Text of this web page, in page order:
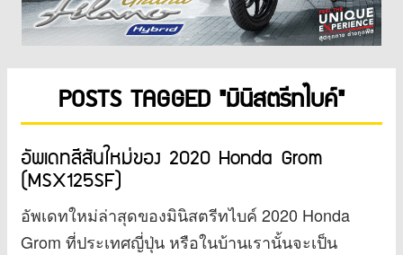
POSTS TAGGED "มินิสตรีทไบค์"
อัพเดทสีสันใหม่ของ 2020 Honda Grom
(MSX125SF)
อัพเดทใหม่ล่าสุดของมินิสตรีทไบค์ 2020 Honda
Grom ที่ประเทศญี่ปุ่น หรือในบ้านเรานั้นจะเป็น